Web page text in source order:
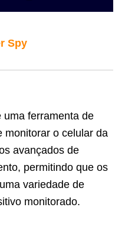
Spy
uma ferramenta de
monitorar o celular da
avançados de
permitindo que os
variedade de
monitorado.